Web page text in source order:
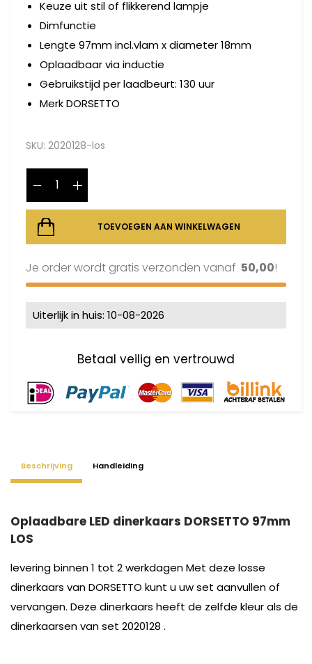
Keuze uit stil of flikkerend lampje
Dimfunctie
Lengte 97mm incl.vlam x diameter 18mm
Oplaadbaar via inductie
Gebruikstijd per laadbeurt: 130 uur
Merk DORSETTO
SKU: 2020128-los
TOEVOEGEN AAN WINKELWAGEN
Je order wordt gratis verzonden vanaf 50,00!
Uiterlijk in huis: 10-08-2026
Beschrijving Handleiding
Oplaadbare LED dinerkaars DORSETTO 97mm
LOS
levering binnen 1 tot 2 werkdagen Met deze losse
dinerkaars van DORSETTO kunt u uw set aanvullen of
vervangen. Deze dinerkaars heeft de zelfde kleur als de
dinerkaarsen van set 2020128 .